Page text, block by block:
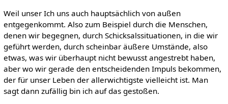
Weil unser Ich uns auch hauptsächlich von außen
entgegenkommt. Also zum Beispiel durch die Menschen,
denen wir begegnen, durch Schicksalssituationen, in die wir
geführt werden, durch scheinbar äußere Umstände, also
etwas, was wir überhaupt nicht bewusst angestrebt haben,
aber wo wir gerade den entscheidenden Impuls bekommen,
der für unser Leben der allerwichtigste vielleicht ist. Man
sagt dann zufällig bin ich auf das gestoßen.